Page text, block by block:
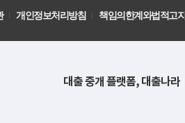
개인정보처리방침 책임의한계와법적고지
대출 중개 플랫폼, 대출나라